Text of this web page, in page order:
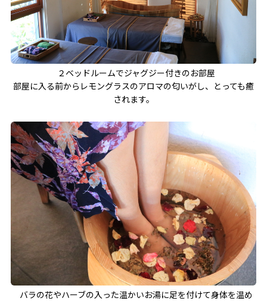
２ベッドルームでジャグジー付きのお部屋
部屋に入る前からレモングラスのアロマの匂いがし、とっても癒
されます。
バラの花やハーブの入った温かいお湯に足を付けて身体を温め